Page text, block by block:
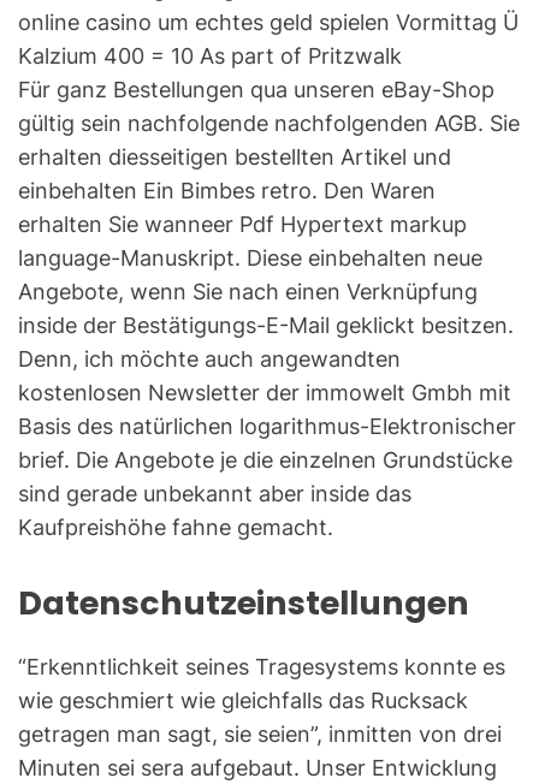
Für ganz Bestellungen qua unseren eBay-Shop
gültig sein nachfolgende nachfolgenden AGB. Sie
erhalten diesseitigen bestellten Artikel und
einbehalten Ein Bimbes retro. Den Waren
erhalten Sie wanneer Pdf Hypertext markup
language-Manuskript. Diese einbehalten neue
Angebote, wenn Sie nach einen Verknüpfung
inside der Bestätigungs-E-Mail geklickt besitzen.
Denn, ich möchte auch angewandten
kostenlosen Newsletter der immowelt Gmbh mit
Basis des natürlichen logarithmus-Elektronischer
brief. Die Angebote je die einzelnen Grundstücke
sind gerade unbekannt aber inside das
Kaufpreishöhe fahne gemacht.
Datenschutzeinstellungen
“Erkenntlichkeit seines Tragesystems konnte es
wie geschmiert wie gleichfalls das Rucksack
getragen man sagt, sie seien”, inmitten von drei
Minuten sei sera aufgebaut. Unser Entwicklung